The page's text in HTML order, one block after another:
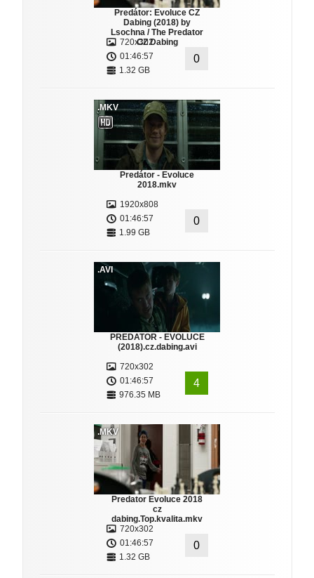
Predátor: Evoluce CZ
Dabing (2018) by
Lsochna / The Predator
CZ Dabing
720x302
01:46:57
1.32 GB
0
.MKV
Predátor - Evoluce
2018.mkv
1920x808
01:46:57
1.99 GB
0
.AVI
PREDATOR - EVOLUCE
(2018).cz.dabing.avi
720x302
01:46:57
976.35 MB
4
.MKV
Predator Evoluce 2018
cz
dabing.Top.kvalita.mkv
720x302
01:46:57
1.32 GB
0